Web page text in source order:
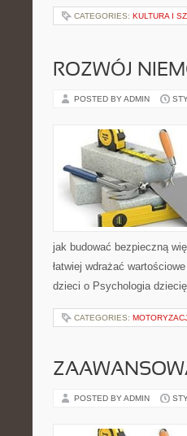
CATEGORIES: KULTURA I
ROZWÓJ
POSTED BY ADMIN
jak budować bezpieczną
łatwiej wdrażać
dzieci o Psychologia
CATEGORIES:
POSTED BY ADMIN